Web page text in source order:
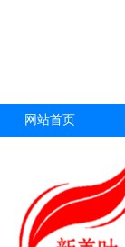
网站首页